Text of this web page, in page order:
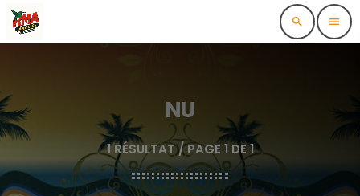
search menu
NU
1 RÉSULTAT / PAGE 1 DE 1